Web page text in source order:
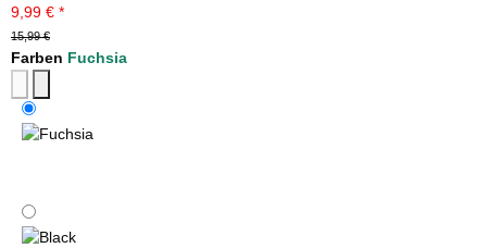
9,99 € *
15,99 €
Farben Fuchsia
Fuchsia